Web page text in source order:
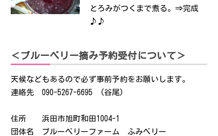
とろみがつくまで煮る。⇒完成
♪♪
＜ブルーベリー摘み予約受付について＞
天候などもあるので必ず事前予約をお願いします。
連絡先 090-5267-6695 (谷尾)
住所 浜田市旭町和田1004-1
団体名 ブルーベリーファーム ふみベリー